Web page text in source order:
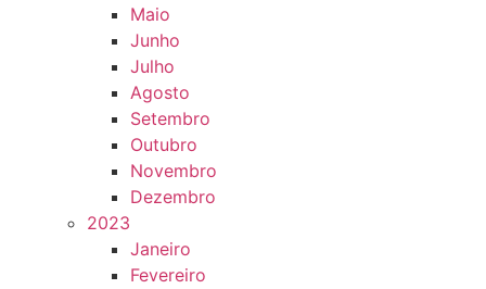
Maio
Junho
Julho
Agosto
Setembro
Outubro
Novembro
Dezembro
2023
Janeiro
Fevereiro